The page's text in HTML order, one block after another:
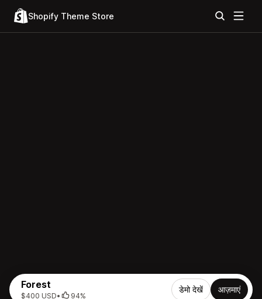
Shopify Theme Store
Forest
$400 USD• 94%
डेमो देखें आज़माएं